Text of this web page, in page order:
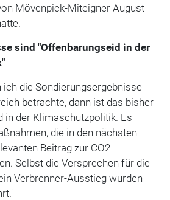
Mövenpick-Miteigner August
sind "Offenbarungseid in der
ich die Sondierungsergebnisse
betrachte, dann ist das bisher
in der Klimaschutzpolitik. Es
die in den nächsten
Beitrag zur CO2-
Selbst die Versprechen für die
Verbrenner-Ausstieg wurden